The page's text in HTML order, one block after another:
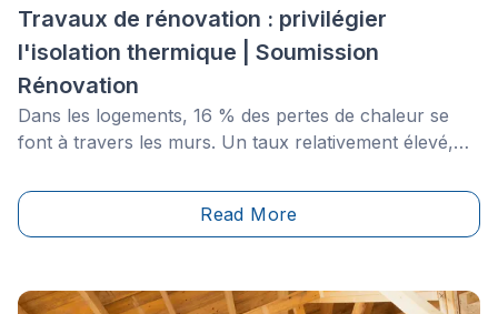
Travaux de rénovation : privilégier
l'isolation thermique | Soumission
Rénovation
Dans les logements, 16 % des pertes de chaleur se
font à travers les murs. Un taux relativement élevé,
parmi les priorités en ce qui concerne la rénovation
des logements pour les propriétaires. Les
sur le long terme qu'en ce qui concerne la satisfaction
Read More